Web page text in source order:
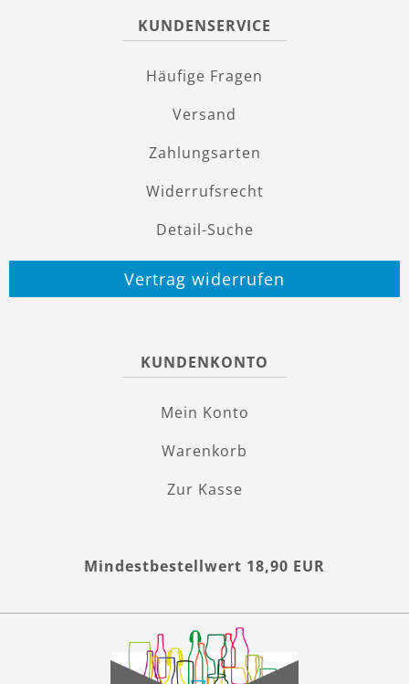
KUNDENSERVICE
Häufige Fragen
Versand
Zahlungsarten
Widerrufsrecht
Detail-Suche
Vertrag widerrufen
KUNDENKONTO
Mein Konto
Warenkorb
Zur Kasse
Mindestbestellwert 18,90 EUR